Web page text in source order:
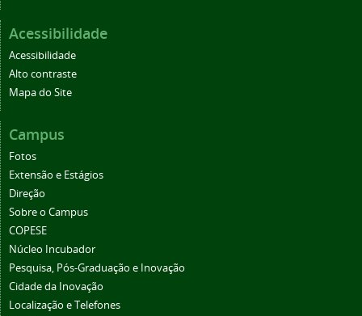
Acessibilidade
Acessibilidade
Alto contraste
Mapa do Site
Campus
Fotos
Extensão e Estágios
Direção
Sobre o Campus
COPESE
Núcleo Incubador
Pesquisa, Pós-Graduação e Inovação
Cidade da Inovação
Localização e Telefones